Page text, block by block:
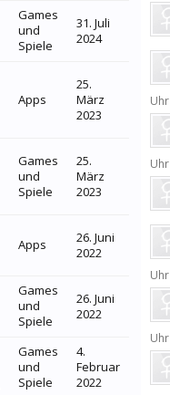
Games
und
Spiele
31. Juli
2024
Apps
25.
März
2023
Games
und
Spiele
25.
März
2023
Apps
26. Juni
2022
Games
und
Spiele
26. Juni
2022
Games
und
Spiele
4.
Februar
2022
Uhr
Uhr
Uhr
Uhr